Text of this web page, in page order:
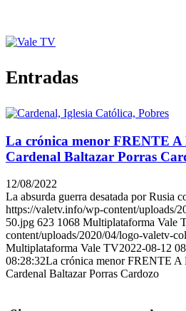
Entradas
La crónica menor FRENTE
Cardenal Baltazar Porras
12/08/2022
La absurda guerra desatada por Rusia
https://valetv.info/wp-content/uploads/
50.jpg 623 1068 Multiplataforma Vale
content/uploads/2020/04/logo-valetv-
Multiplataforma Vale TV2022-08-12
08:28:32La crónica menor FRENTE
Cardenal Baltazar Porras Cardozo